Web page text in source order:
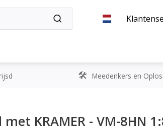
Meedenkers en
KRAMER - VM-8HN